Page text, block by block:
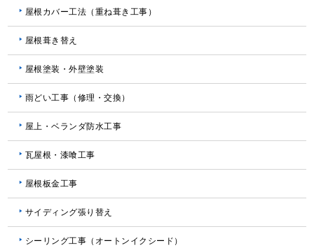
屋根カバー工法（重ね葺き工事）
屋根葺き替え
屋根塗装・外壁塗装
雨どい工事（修理・交換）
屋上・ベランダ防水工事
瓦屋根・漆喰工事
屋根板金工事
サイディング張り替え
シーリング工事（オートンイクシード）